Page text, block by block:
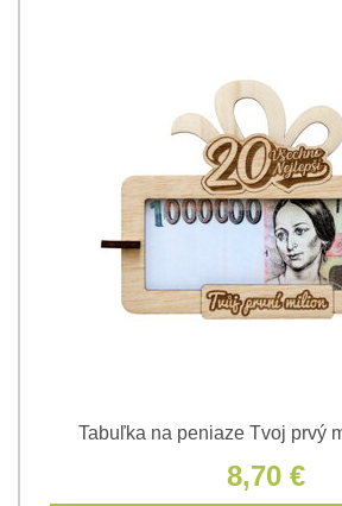
Tabuľka na peniaze Tvoj prvý
8,70 €